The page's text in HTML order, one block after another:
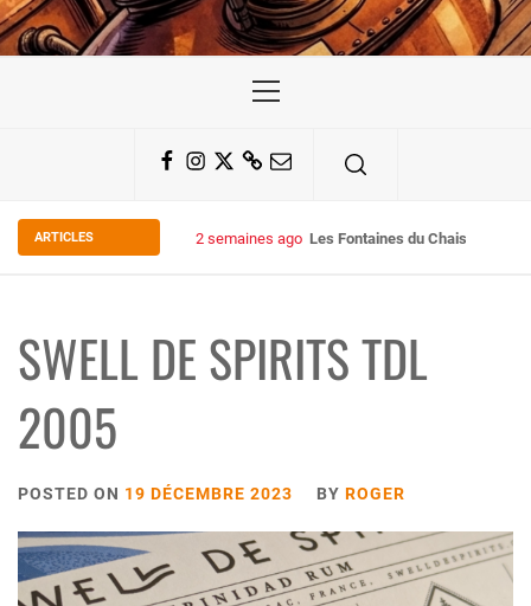
Menu
Facebook
Instagram
TwitterSubstack
Email
ARTICLES 2 semaines ago Les Fontaines du Chais 27
SWELL DE SPIRITS TDL
2005
POSTED ON 19 DÉCEMBRE 2023 BY ROGER